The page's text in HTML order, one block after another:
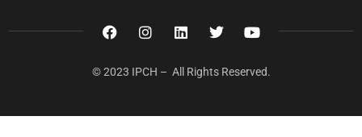
© 2023 IPCH – All Rights Reserved.